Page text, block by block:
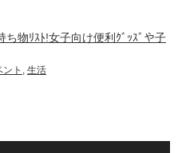
ち物ﾘｽﾄ!女子向け便利ｸﾞｯｽﾞや子
ント 生活